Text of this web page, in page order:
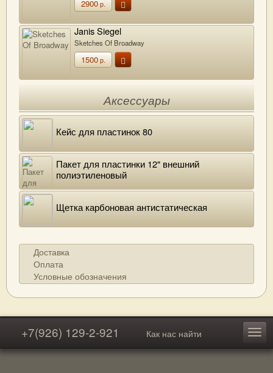
2900р.
Janis Siegel
Sketches Of Broadway
1500р.
Аксессуары
Кейс для пластинок 80
Пакет для пластинки 12" внешний
полиэтиленовый
Щетка карбоновая антистатическая
Доставка
Оплата
Условные обозначения
+7(926) 129-2-921 Как нас найти